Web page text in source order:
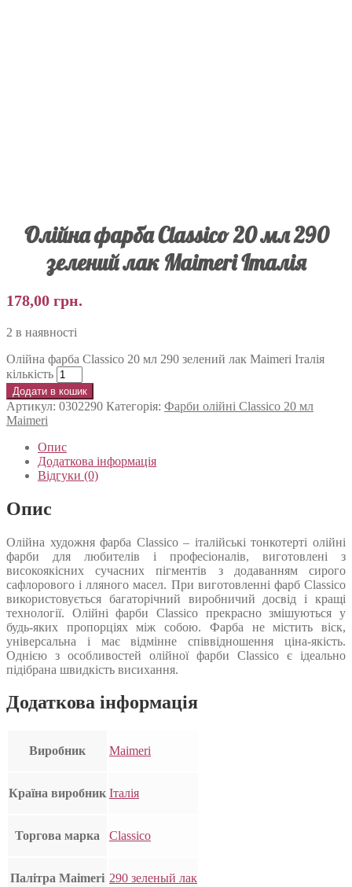
Олійна фарба Classico 20 мл 290
зелений лак Maimeri Італія
178,00 грн.
2 в наявності
Олійна фарба Classico 20 мл 290 зелений лак Maimeri Італія
кількість
Додати в кошик
Артикул: 0302290 Категорія: Фарби олійні Classico 20 мл
Maimeri
Опис
Додаткова інформація
Відгуки (0)
Опис
Олійна художня фарба Classico – італійські тонкотерті олійні
фарби для любителів і професіоналів, виготовлені з
високоякісних сучасних пігментів з додаванням сирого
сафлорового і лляного масел. При виготовленні фарб Classico
використовується багаторічний виробничий досвід і кращі
технології. Олійні фарби Classico прекрасно змішуються у
будь-яких пропорціях між собою. Фарба не містить віск,
універсальна і має відмінне співвідношення ціна-якість.
Однією з особливостей олійної фарби Classico є ідеально
підібрана швидкість висихання.
Додаткова інформація
Виробник Maimeri
Країна виробник Італія
Торгова марка Classico
Палітра Maimeri 290 зеленый лак